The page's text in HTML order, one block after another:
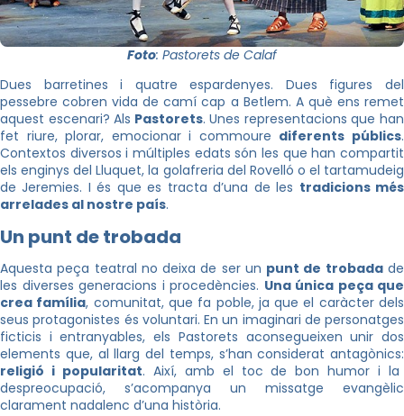
Foto: Pastorets de Calaf
Dues barretines i quatre espardenyes. Dues figures del
pessebre cobren vida de camí cap a Betlem. A què ens remet
aquest escenari? Als Pastorets. Unes representacions que han
fet riure, plorar, emocionar i commoure diferents públics.
Contextos diversos i múltiples edats són les que han compartit
els enginys del Lluquet, la golafreria del Rovelló o el tartamudeig
de Jeremies. I és que es tracta d’una de les tradicions més
arrelades al nostre país.
Un punt de trobada
Aquesta peça teatral no deixa de ser un punt de trobadade
les diverses generacions i procedències. Una única peça que
crea família, comunitat, que fa poble, ja que el caràcter dels
seus protagonistes és voluntari. En un imaginari de personatges
ficticis i entranyables, els Pastorets aconsegueixen unir dos
elements que, al llarg del temps, s’han considerat antagònics:
religió i popularitat. Així, amb el toc de bon humor i la
despreocupació, s’acompanya un missatge evangèlic
clarament nadalenc d’una història.